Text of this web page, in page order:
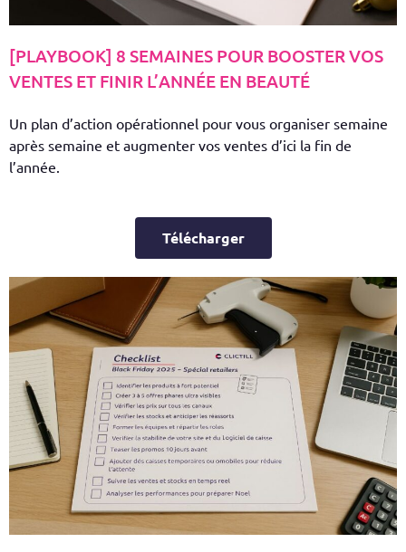
[PLAYBOOK] 8 SEMAINES POUR BOOSTER VOS
VENTES ET FINIR L’ANNÉE EN BEAUTÉ
Un plan d’action opérationnel pour vous organiser semaine
après semaine et augmenter vos ventes d’ici la fin de
l’année.
Télécharger